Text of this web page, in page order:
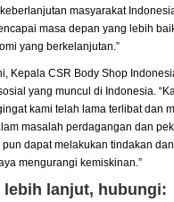
masyarakat
masa depan yang lebih
yang berkelanjutan.”
Kepala CSR Body Shop
yang muncul di Indonesia.
kami telah lama terlibat dan
masalah perdagangan dan
dapat melakukan tindakan
mengurangi kemiskinan.”
lanjut, hubungi: